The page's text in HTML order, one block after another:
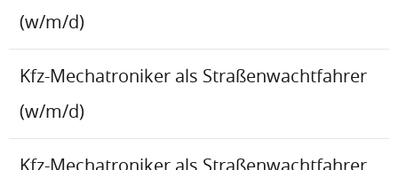
(w/m/d)
Kfz-Mechatroniker als Straßenwachtfahrer
(w/m/d)
Kfz-Mechatroniker als Straßenwachtfahrer